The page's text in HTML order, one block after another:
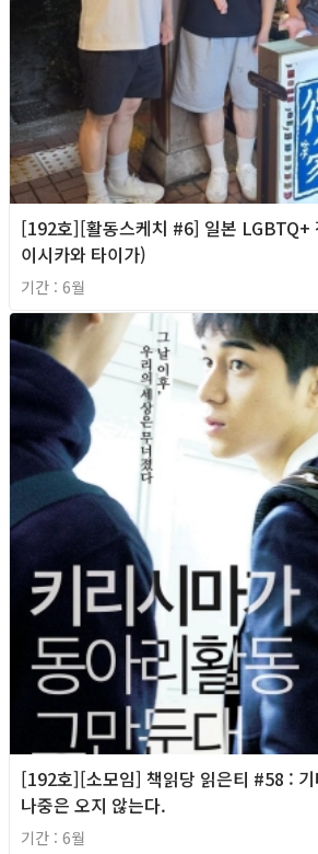
[192호][활동스케치 #6] 일본
이시카와 타이가)
기간 : 6월
[192호][소모임] 책읽당 읽은티 #58 : 기
나중은 오지 않는다.
기간 : 6월